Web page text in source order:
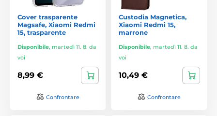
Cover trasparente
Magsafe, Xiaomi Redmi
15, trasparente
Disponibile, martedì 11. 8. da
voi
8,99 €
Confrontare
Custodia Magnetica,
Xiaomi Redmi 15,
marrone
Disponibile, martedì 11. 8. da
voi
10,49 €
Confrontare